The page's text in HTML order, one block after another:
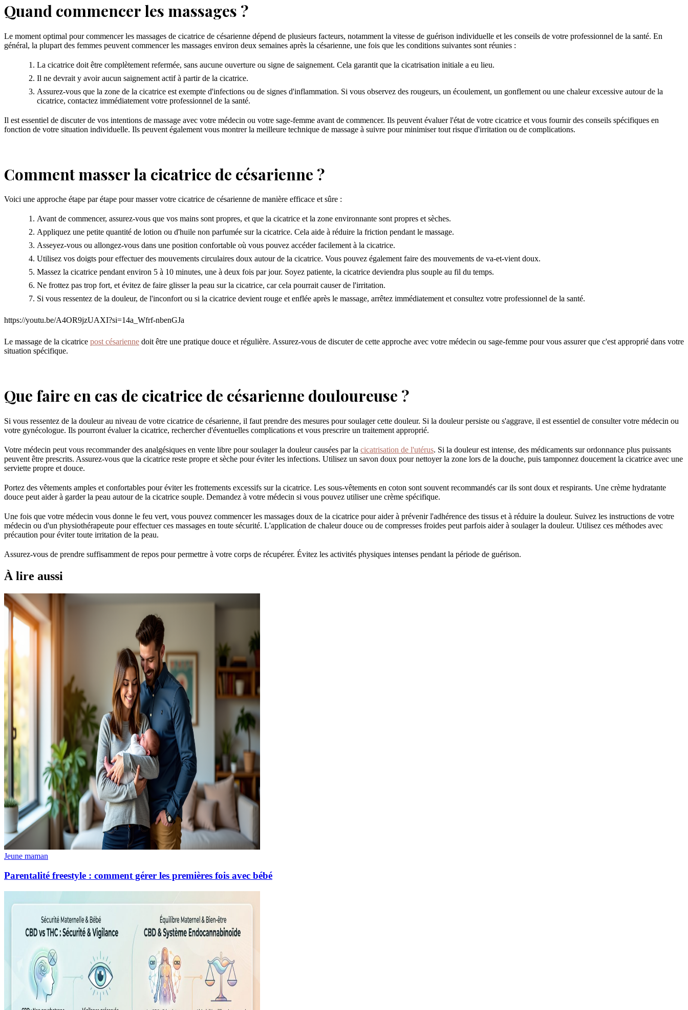
Quand commencer les massages ?
Le moment optimal pour commencer les massages de cicatrice de césarienne dépend de plusieurs facteurs, notamment la vitesse de guérison individuelle et les conseils de votre professionnel de la santé. En
général, la plupart des femmes peuvent commencer les massages environ deux semaines après la césarienne, une fois que les conditions suivantes sont réunies :
La cicatrice doit être complètement refermée, sans aucune ouverture ou signe de saignement. Cela garantit que la cicatrisation initiale a eu lieu.
Il ne devrait y avoir aucun saignement actif à partir de la cicatrice.
Assurez-vous que la zone de la cicatrice est exempte d'infections ou de signes d'inflammation. Si vous observez des rougeurs, un écoulement, un gonflement ou une chaleur excessive autour de la
cicatrice, contactez immédiatement votre professionnel de la santé.
Il est essentiel de discuter de vos intentions de massage avec votre médecin ou votre sage-femme avant de commencer. Ils peuvent évaluer l'état de votre cicatrice et vous fournir des conseils spécifiques en
fonction de votre situation individuelle. Ils peuvent également vous montrer la meilleure technique de massage à suivre pour minimiser tout risque d'irritation ou de complications.
Comment masser la cicatrice de césarienne ?
Voici une approche étape par étape pour masser votre cicatrice de césarienne de manière efficace et sûre :
Avant de commencer, assurez-vous que vos mains sont propres, et que la cicatrice et la zone environnante sont propres et sèches.
Appliquez une petite quantité de lotion ou d'huile non parfumée sur la cicatrice. Cela aide à réduire la friction pendant le massage.
Asseyez-vous ou allongez-vous dans une position confortable où vous pouvez accéder facilement à la cicatrice.
Utilisez vos doigts pour effectuer des mouvements circulaires doux autour de la cicatrice. Vous pouvez également faire des mouvements de va-et-vient doux.
Massez la cicatrice pendant environ 5 à 10 minutes, une à deux fois par jour. Soyez patiente, la cicatrice deviendra plus souple au fil du temps.
Ne frottez pas trop fort, et évitez de faire glisser la peau sur la cicatrice, car cela pourrait causer de l'irritation.
Si vous ressentez de la douleur, de l'inconfort ou si la cicatrice devient rouge et enflée après le massage, arrêtez immédiatement et consultez votre professionnel de la santé.
https://youtu.be/A4OR9jzUAXI?si=14a_Wfrf-nbenGJa
Le massage de la cicatrice post césarienne doit être une pratique douce et régulière. Assurez-vous de discuter de cette approche avec votre médecin ou sage-femme pour vous assurer que c'est approprié dans votre
situation spécifique.
Que faire en cas de cicatrice de césarienne douloureuse ?
Si vous ressentez de la douleur au niveau de votre cicatrice de césarienne, il faut prendre des mesures pour soulager cette douleur. Si la douleur persiste ou s'aggrave, il est essentiel de consulter votre médecin ou
votre gynécologue. Ils pourront évaluer la cicatrice, rechercher d'éventuelles complications et vous prescrire un traitement approprié.
Votre médecin peut vous recommander des analgésiques en vente libre pour soulager la douleur causées par la cicatrisation de l'utérus. Si la douleur est intense, des médicaments sur ordonnance plus puissants
peuvent être prescrits. Assurez-vous que la cicatrice reste propre et sèche pour éviter les infections. Utilisez un savon doux pour nettoyer la zone lors de la douche, puis tamponnez doucement la cicatrice avec une
serviette propre et douce.
Portez des vêtements amples et confortables pour éviter les frottements excessifs sur la cicatrice. Les sous-vêtements en coton sont souvent recommandés car ils sont doux et respirants. Une crème hydratante
douce peut aider à garder la peau autour de la cicatrice souple. Demandez à votre médecin si vous pouvez utiliser une crème spécifique.
Une fois que votre médecin vous donne le feu vert, vous pouvez commencer les massages doux de la cicatrice pour aider à prévenir l'adhérence des tissus et à réduire la douleur. Suivez les instructions de votre
médecin ou d'un physiothérapeute pour effectuer ces massages en toute sécurité. L'application de chaleur douce ou de compresses froides peut parfois aider à soulager la douleur. Utilisez ces méthodes avec
précaution pour éviter toute irritation de la peau.
Assurez-vous de prendre suffisamment de repos pour permettre à votre corps de récupérer. Évitez les activités physiques intenses pendant la période de guérison.
À lire aussi
Jeune maman
Parentalité freestyle : comment gérer les premières fois avec bébé